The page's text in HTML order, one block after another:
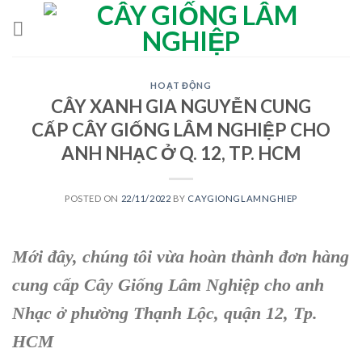
HOẠT ĐỘNG
CÂY XANH GIA NGUYỄN CUNG
CẤP CÂY GIỐNG LÂM NGHIỆP CHO
ANH NHẠC Ở Q. 12, TP. HCM
POSTED ON 22/11/2022 BY CAYGIONGLAMNGHIEP
Mới đây, chúng tôi vừa hoàn thành đơn hàng
cung cấp Cây Giống Lâm Nghiệp cho anh
Nhạc ở phường Thạnh Lộc, quận 12, Tp.
HCM